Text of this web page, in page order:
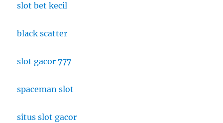
slot bet kecil
black scatter
slot gacor 777
spaceman slot
situs slot gacor